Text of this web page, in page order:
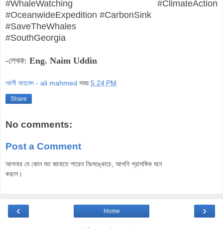
#WhaleWatching #ClimateAction
#OceanwideExpedition #CarbonSink
#SaveTheWhales
#SouthGeorgia
-লেখক: Eng. Naim Uddin
আলী মাহমেদ - ali mahmed সময় 5:24 PM
Share
No comments:
Post a Comment
আপনার যে কোন মত জানাতে পারেন নিঃসঙ্কোচে, আপনি প্রাসঙ্গিক মনে
করলে।
‹ ›
Home